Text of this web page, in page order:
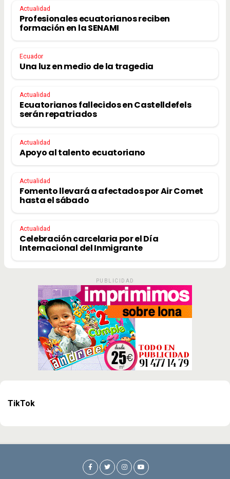
Actualidad
Profesionales ecuatorianos reciben
formación en la SENAMI
Ecuador
Una luz en medio de la tragedia
Actualidad
Ecuatorianos fallecidos en Castelldefels
serán repatriados
Actualidad
Apoyo al talento ecuatoriano
Actualidad
Fomento llevará a afectados por Air Comet
hasta el sábado
Actualidad
Celebración carcelaria por el Día
Internacional del Inmigrante
PUBLICIDAD
TikTok